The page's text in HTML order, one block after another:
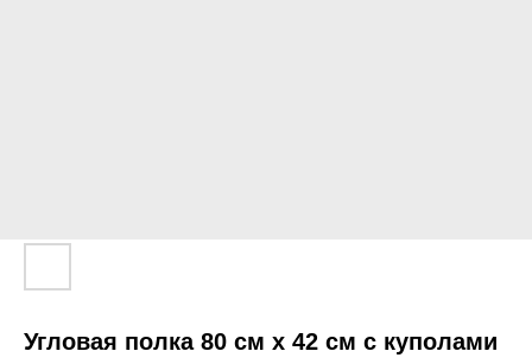
Угловая полка 80 см х 42 см с куполами